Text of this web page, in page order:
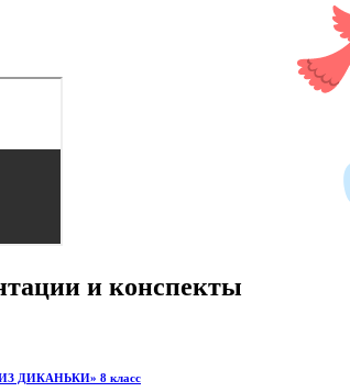
и конспекты
ДИКАНЬКИ» 8 класс